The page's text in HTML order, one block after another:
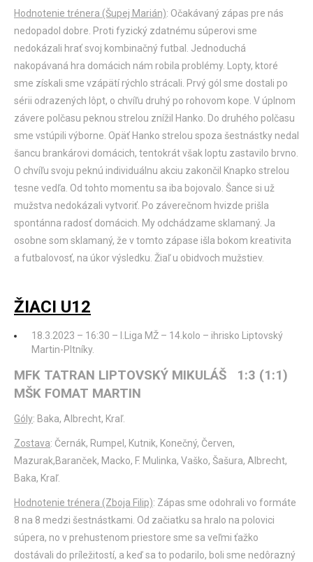
Hodnotenie trénera (Šupej Marián): Očakávaný zápas pre nás
nedopadol dobre. Proti fyzický zdatnému súperovi sme
nedokázali hrať svoj kombinačný futbal. Jednoduchá
nakopávaná hra domácich nám robila problémy. Lopty, ktoré
sme získali sme vzápätí rýchlo strácali. Prvý gól sme dostali po
sérii odrazených lôpt, o chvíľu druhý po rohovom kope. V úplnom
závere polčasu peknou strelou znížil Hanko. Do druhého polčasu
sme vstúpili výborne. Opäť Hanko strelou spoza šestnástky nedal
šancu brankárovi domácich, tentokrát však loptu zastavilo brvno.
O chvíľu svoju peknú individuálnu akciu zakončil Knapko strelou
tesne vedľa. Od tohto momentu sa iba bojovalo. Šance si už
mužstva nedokázali vytvoriť. Po záverečnom hvizde prišla
spontánna radosť domácich. My odchádzame sklamaný. Ja
osobne som sklamaný, že v tomto zápase išla bokom kreativita
a futbalovosť, na úkor výsledku. Žiaľ u obidvoch mužstiev.
ŽIACI U12
18.3.2023 – 16:30 – I.Liga MŽ – 14.kolo – ihrisko Liptovský
Martin-Pltníky.
MFK TATRAN LIPTOVSKÝ MIKULÁŠ 1:3 (1:1)
MŠK FOMAT MARTIN
Góly: Baka, Albrecht, Kraľ.
Zostava: Černák, Rumpel, Kutnik, Konečný, Červen,
Mazurak,Baranček, Macko, F. Mulinka, Vaško, Šašura, Albrecht,
Baka, Kraľ.
Hodnotenie trénera (Zboja Filip): Zápas sme odohrali vo formáte
8 na 8 medzi šestnástkami. Od začiatku sa hralo na polovici
súpera, no v prehustenom priestore sme sa veľmi ťažko
dostávali do príležitostí, a keď sa to podarilo, boli sme nedôrazný